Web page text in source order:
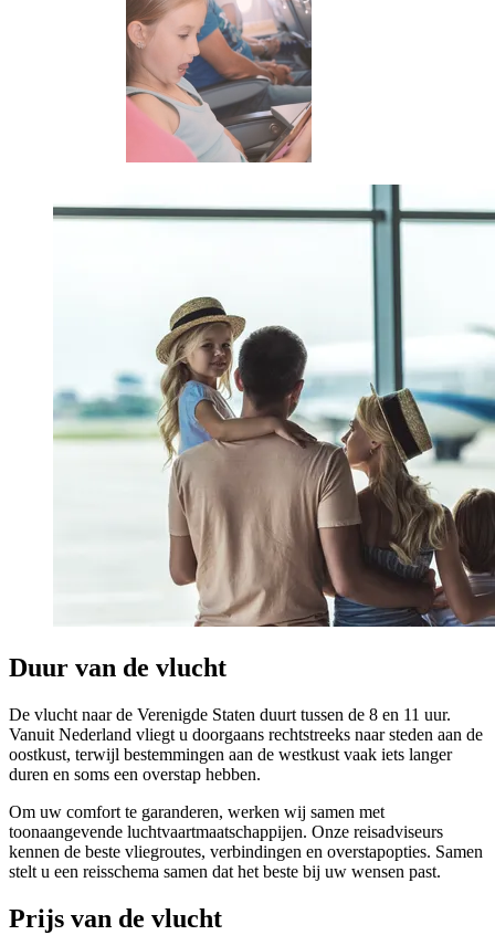
Duur van de vlucht
De vlucht naar de Verenigde Staten duurt tussen de 8 en 11 uur.
Vanuit Nederland vliegt u doorgaans rechtstreeks naar steden aan de
oostkust, terwijl bestemmingen aan de westkust vaak iets langer
duren en soms een overstap hebben.
Om uw comfort te garanderen, werken wij samen met
toonaangevende luchtvaartmaatschappijen. Onze reisadviseurs
kennen de beste vliegroutes, verbindingen en overstapopties. Samen
stelt u een reisschema samen dat het beste bij uw wensen past.
Prijs van de vlucht